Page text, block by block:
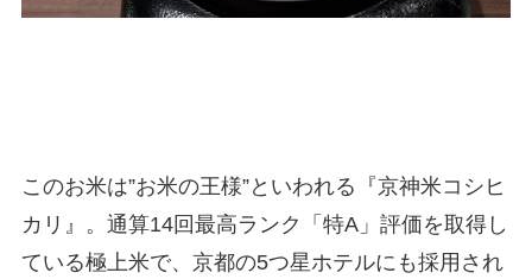
このお米は”お米の王様”といわれる『京神米コシヒ
カリ』。通算14回最高ランク「特A」評価を取得し
ている極上米で、京都の5つ星ホテルにも採用され